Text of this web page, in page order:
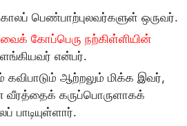
பெண்பாற்புலவர்களுள் ஒருவர்.
கோப்பெரு நற்கிள்ளியின்
என்பர்.
கவிபாடும் ஆற்றலும் மிக்க இவர்,
வீரத்தைக் கருப்பொருளாகக்